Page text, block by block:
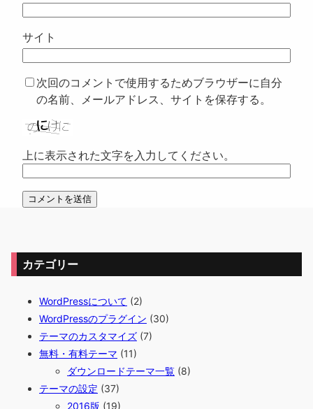
サイト
次回のコメントで使用するためブラウザーに自分
の名前、メールアドレス、サイトを保存する。
上に表示された文字を入力してください。
カテゴリー
WordPressについて (2)
WordPressのプラグイン (30)
テーマのカスタマイズ (7)
無料・有料テーマ (11)
ダウンロードテーマ一覧 (8)
テーマの設定 (37)
2016版 (19)